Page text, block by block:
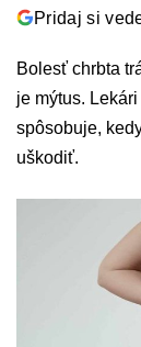
Pridaj si
Bolesť chrbta
je mýtus.
spôsobuje,
uškodiť.